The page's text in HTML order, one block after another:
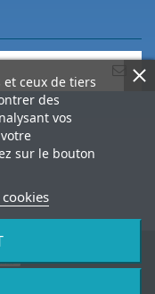
et ceux de tiers
des
vos
sur le bouton
réservés